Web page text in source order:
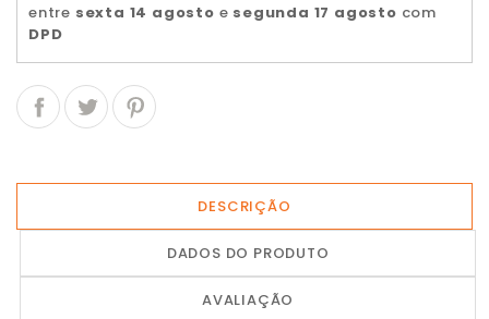
entre sexta 14 agosto e segunda 17 agosto com
DPD
DESCRIÇÃO
DADOS DO PRODUTO
AVALIAÇÃO